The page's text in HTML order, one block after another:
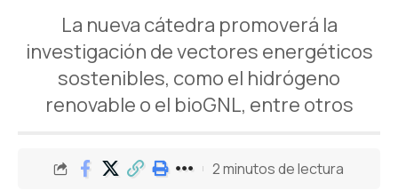
La nueva cátedra promoverá la
investigación de vectores energéticos
sostenibles, como el hidrógeno
renovable o el bioGNL, entre otros
2 minutos de lectura